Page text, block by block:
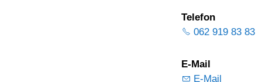
Telefon
062 919 83 83
E-Mail
E-Mail